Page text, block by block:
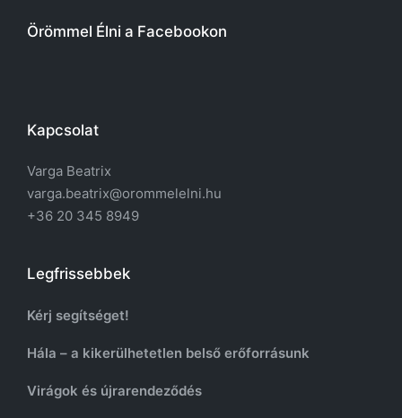
Örömmel Élni a Facebookon
Kapcsolat
Varga Beatrix
varga.beatrix@orommelelni.hu
+36 20 345 8949
Legfrissebbek
Kérj segítséget!
Hála – a kikerülhetetlen belső erőforrásunk
Virágok és újrarendeződés